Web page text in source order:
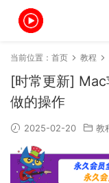
当前位置： 首页 教程
[时常更新]
做的操作
2025-02-20 教